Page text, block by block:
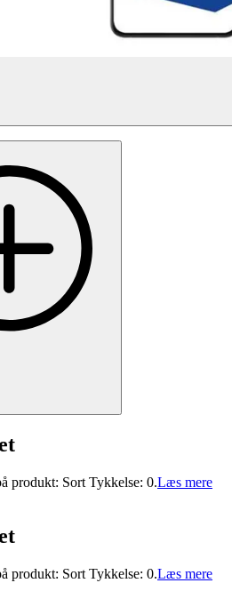
produkt: Sort Tykkelse: 0.Læs mere
produkt: Sort Tykkelse: 0.Læs mere